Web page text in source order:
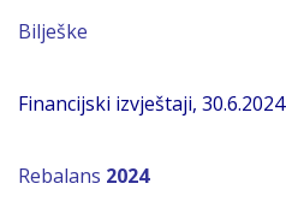
Bilješke
Financijski izvještaji, 30.6.2024
Rebalans 2024